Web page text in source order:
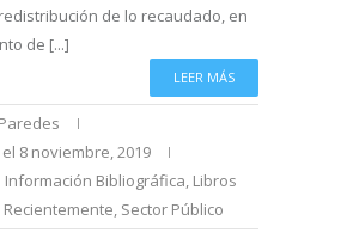
de lo recaudado, en
de [...]
LEER MÁS
8 noviembre, 2019
Información Bibliográfica, Libros
, Sector Público